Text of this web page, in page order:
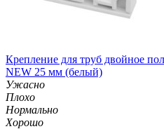
Крепление для труб двойное
NEW 25 мм (белый)
Ужасно
Плохо
Нормально
Хорошо